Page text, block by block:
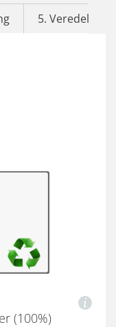
5. Veredelung
(100%)